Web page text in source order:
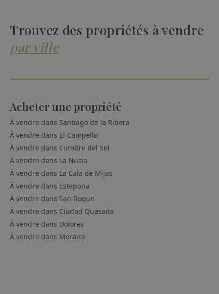
Trouvez des propriétés à vendre
par ville
Acheter une propriété
À vendre dans Santiago de la Ribera
À vendre dans El Campello
À vendre dans Cumbre del Sol
À vendre dans La Nucia
À vendre dans La Cala de Mijas
À vendre dans Estepona
À vendre dans San Roque
À vendre dans Ciudad Quesada
À vendre dans Dolores
À vendre dans Moraira